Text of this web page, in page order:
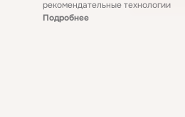
рекомендательные технологии
Подробнее